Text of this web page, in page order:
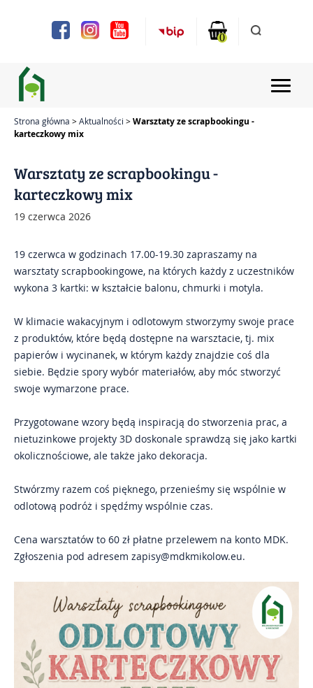
system
ułatwień
dostępu.
0
Aktualności
Zajęcia
Kontakt
Impresje Mikołowskie
Gazeta Mikołowska
Strona główna Aktualności
Warsztaty ze scrapbookingu -
karteczkowy mix
Warsztaty ze scrapbookingu -
karteczkowy mix
19 czerwca 2026
19 czerwca w godzinach 17.00-19.30 zapraszamy na
warsztaty scrapbookingowe, na których każdy z uczestników
wykona 3 kartki: w kształcie balonu, chmurki i motyla.
W klimacie wakacyjnym i odlotowym stworzymy swoje prace
z produktów, które będą dostępne na warsztacie, tj. mix
papierów i wycinanek, w którym każdy znajdzie coś dla
siebie. Będzie spory wybór materiałów, aby móc stworzyć
swoje wymarzone prace.
Przygotowane wzory będą inspiracją do stworzenia prac, a
nietuzinkowe projekty 3D doskonale sprawdzą się jako kartki
okolicznościowe, ale także jako dekoracja.
Stwórzmy razem coś pięknego, przenieśmy się wspólnie w
odlotową podróż i spędźmy wspólnie czas.
Cena warsztatów to 60 zł płatne przelewem na konto MDK.
Zgłoszenia pod adresem zapisy@mdkmikolow.eu.